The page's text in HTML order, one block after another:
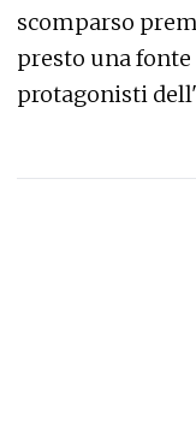
scomparso
presto una
protagonisti